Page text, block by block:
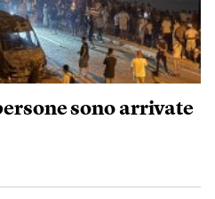
sono arrivate